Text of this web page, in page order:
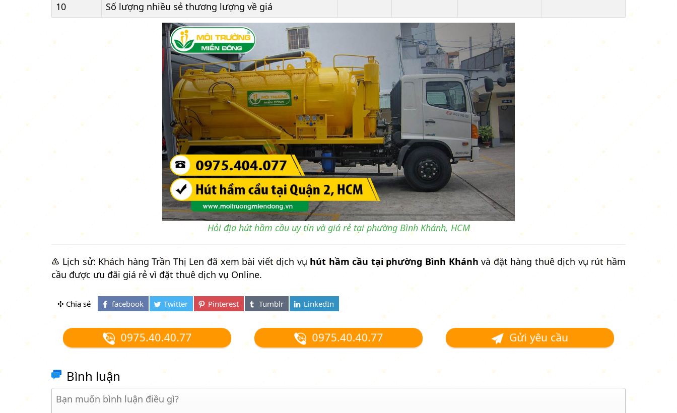
10
Số lượng nhiều sẻ thương lượng về giá
Hỏi địa hút hầm cầu uy tín và giá rẻ tại phường Bình Khánh, HCM
♳ Lịch sử: Khách hàng Trần Thị Len đã xem bài viết dịch vụ hút hầm cầu tại phường Bình Khánh và đặt hàng thuê dịch vụ rút hầm
cầu được ưu đãi giá rẻ vì đặt thuê dịch vụ Online.
✣ Chia sẻ
0975.40.40.77 0975.40.40.77 Gửi yêu cầu
Bình luận